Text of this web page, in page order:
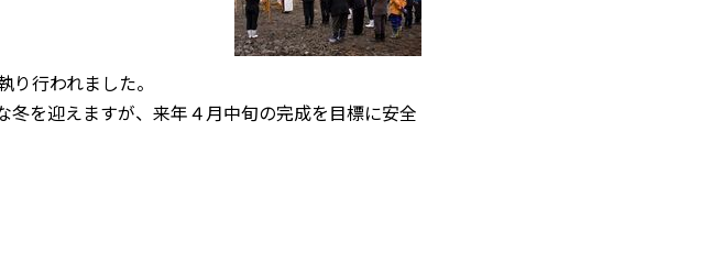
行われました。
を迎えますが、来年４月中旬の完成を目標に安全